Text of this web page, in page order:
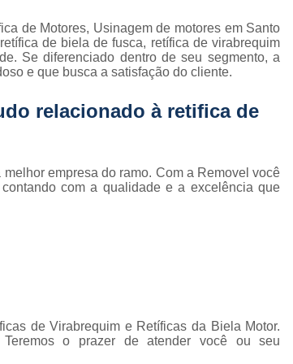
Retífica de Cabeçote Motor para Carro
Retífica de Cabeçote
Retífica de Cabeçote Motor para Carro
Retífica de Virabrequim
Retífica de Virabrequim para Carro
Usinagem de Motor Nacional
Usinagem de
de Motores, Usinagem de motores em Santo
de biela de fusca, retífica de virabrequim
Se diferenciado dentro de seu segmento, a
e que busca a satisfação do cliente.
relacionado à retifica de
empresa do ramo. Com a Removel você
com a qualidade e a excelência que
de Virabrequim e Retíficas da Biela Motor.
o prazer de atender você ou seu